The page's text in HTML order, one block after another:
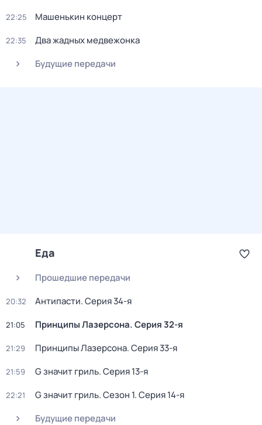
22:25 Машенькин концерт
22:35
Два жадных медвежонка
Будущие передачи
Еда
Прошедшие передачи
20:32 Антипасти. Серия 34-я
21:05 Принципы Лазерсона. Серия 32-я
21:29 Принципы Лазерсона. Серия 33-я
21:59 G значит гриль. Серия 13-я
22:21 G значит гриль. Сезон 1. Серия 14-я
Будущие передачи